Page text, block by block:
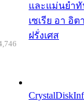
และแม่นยำทั
เซเรีย อา อิ
ฝรั่งเศส